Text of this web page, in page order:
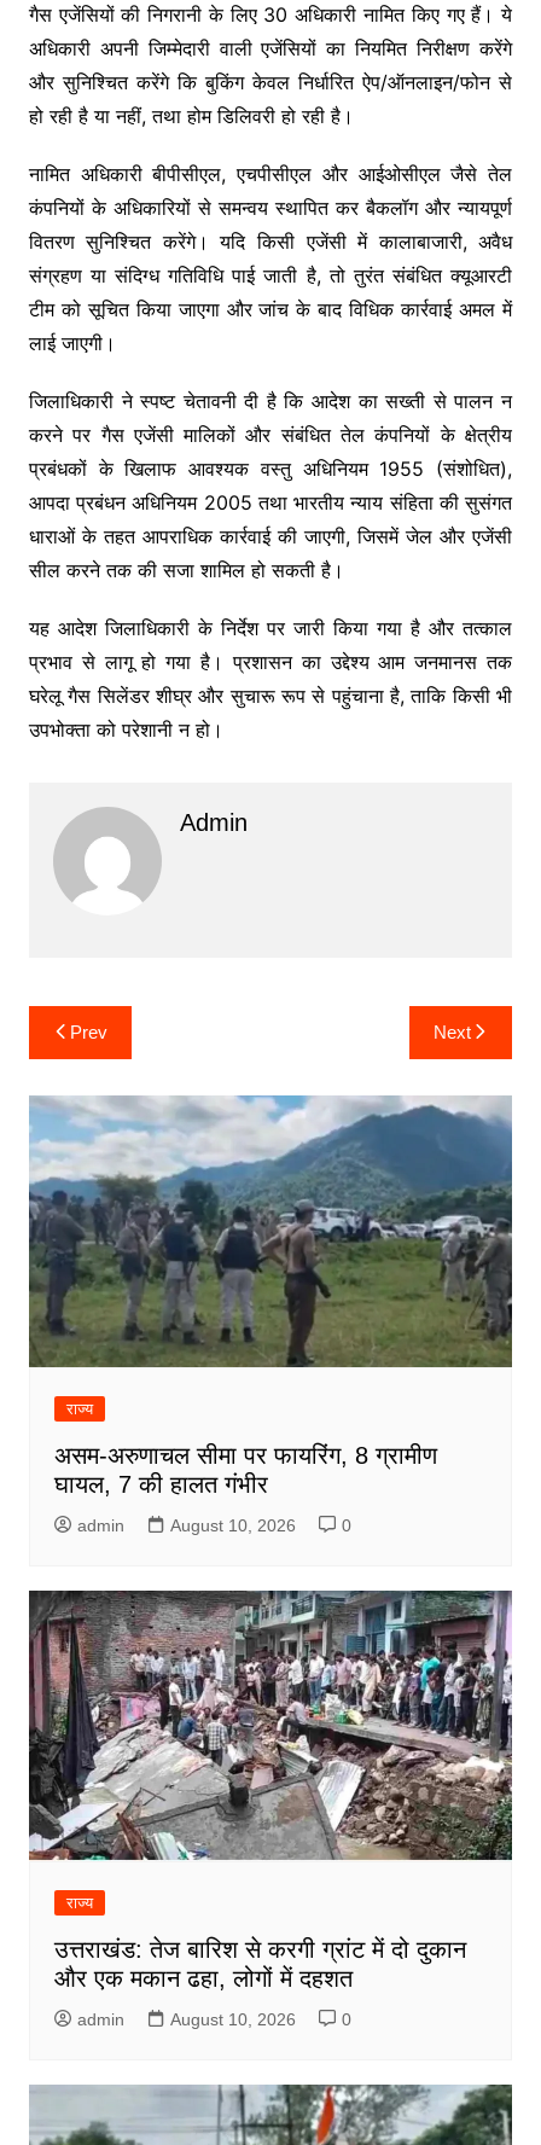
गैस एजेंसियों की निगरानी के लिए 30 अधिकारी नामित किए गए हैं। ये
अधिकारी अपनी जिम्मेदारी वाली एजेंसियों का नियमित निरीक्षण करेंगे
और सुनिश्चित करेंगे कि बुकिंग केवल निर्धारित ऐप/ऑनलाइन/फोन से
हो रही है या नहीं, तथा होम डिलिवरी हो रही है।
नामित अधिकारी बीपीसीएल, एचपीसीएल और आईओसीएल जैसे तेल
कंपनियों के अधिकारियों से समन्वय स्थापित कर बैकलॉग और न्यायपूर्ण
वितरण सुनिश्चित करेंगे। यदि किसी एजेंसी में कालाबाजारी, अवैध
संग्रहण या संदिग्ध गतिविधि पाई जाती है, तो तुरंत संबंधित क्यूआरटी
टीम को सूचित किया जाएगा और जांच के बाद विधिक कार्रवाई अमल में
लाई जाएगी।
जिलाधिकारी ने स्पष्ट चेतावनी दी है कि आदेश का सख्ती से पालन न
करने पर गैस एजेंसी मालिकों और संबंधित तेल कंपनियों के क्षेत्रीय
प्रबंधकों के खिलाफ आवश्यक वस्तु अधिनियम 1955 (संशोधित),
आपदा प्रबंधन अधिनियम 2005 तथा भारतीय न्याय संहिता की सुसंगत
धाराओं के तहत आपराधिक कार्रवाई की जाएगी, जिसमें जेल और एजेंसी
सील करने तक की सजा शामिल हो सकती है।
यह आदेश जिलाधिकारी के निर्देश पर जारी किया गया है और तत्काल
प्रभाव से लागू हो गया है। प्रशासन का उद्देश्य आम जनमानस तक
घरेलू गैस सिलेंडर शीघ्र और सुचारू रूप से पहुंचाना है, ताकि किसी भी
उपभोक्ता को परेशानी न हो।
Admin
Post
navigation
Prev Next
राज्य
असम-अरुणाचल सीमा पर फायरिंग, 8 ग्रामीण
घायल, 7 की हालत गंभीर
admin August 10, 2026 0
राज्य
उत्तराखंड: तेज बारिश से करगी ग्रांट में दो दुकान
और एक मकान ढहा, लोगों में दहशत
admin August 10, 2026 0